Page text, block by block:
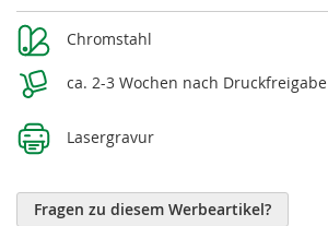
Weitere
Informationen
Chromstahl
ca. 2-3 Wochen nach Druckfreigabe
Lasergravur
Fragen zu diesem Werbeartikel?